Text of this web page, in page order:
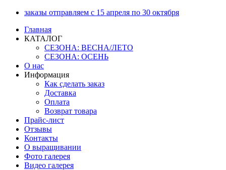
Перейти
содержимому
заказы отправляем с 15 апреля по 30 октября
Главная
КАТАЛОГ
СЕЗОНА: ВЕСНА/ЛЕТО
СЕЗОНА: ОСЕНЬ
О нас
Информация
Как сделать заказ
Доставка
Оплата
Возврат товара
Прайс-лист
Отзывы
Контакты
О выращивании
Фото галерея
Видео галерея